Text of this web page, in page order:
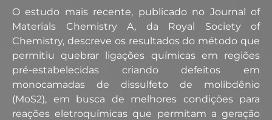
O estudo mais recente, publicado no Journal of
Materials Chemistry A, da Royal Society of
Chemistry, descreve os resultados do método que
permitiu quebrar ligações químicas em regiões
pré-estabelecidas criando defeitos em
monocamadas de dissulfeto de molibdênio
(MoS2), em busca de melhores condições para
reações eletroquímicas que permitam a geração